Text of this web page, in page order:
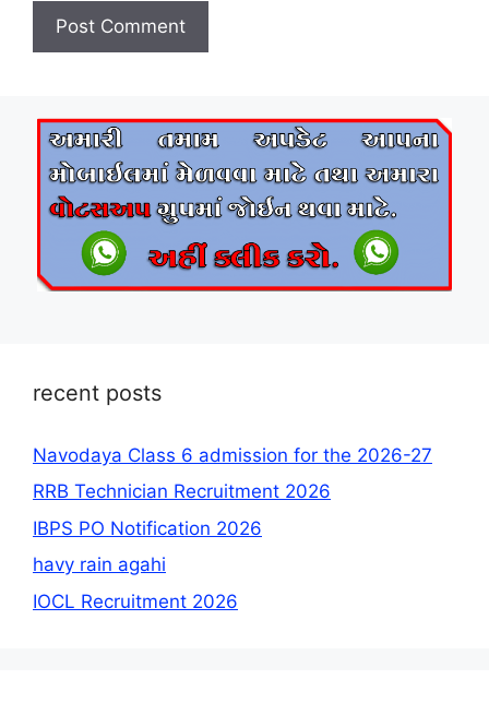
recent posts
Navodaya Class 6 admission for the 2026-27
RRB Technician Recruitment 2026
IBPS PO Notification 2026
havy rain agahi
IOCL Recruitment 2026